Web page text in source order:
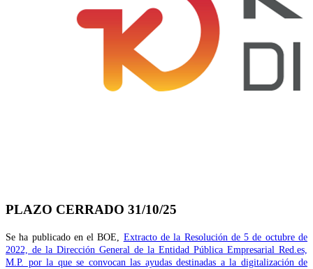
PLAZO CERRADO 31/10/25
Se ha publicado en el BOE, Extracto de la Resolución de 5 de octubre de
2022, de la Dirección General de la Entidad Pública Empresarial Red.es,
M.P. por la que se convocan las ayudas destinadas a la digitalización de